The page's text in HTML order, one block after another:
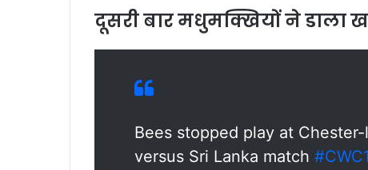
दूसरी बार मधुमक्खियों ने डाला
Bees stopped play at
versus Sri Lanka match